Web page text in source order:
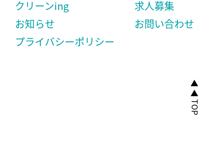
◀︎ ◀︎ TOP
クリーンing
求人募集
お知らせ
お問い合わせ
プライバシーポリシー